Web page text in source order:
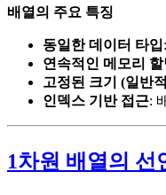
배열의 주요 특징
동일한 데이터 타입
연속적인 메모리 할
고정된 크기 (일반
인덱스 기반 접근:
1차원 배열의 선